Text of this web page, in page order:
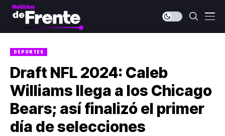
DEPORTES
Draft NFL 2024: Caleb
Williams llega a los Chicago
Bears; así finalizó el primer
día de selecciones